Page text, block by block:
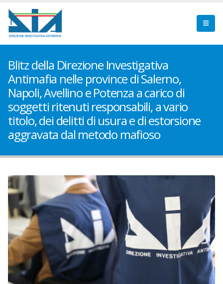
Blitz della Direzione Investigativa
Antimafia nelle province di Salerno,
Napoli, Avellino e Potenza a carico di
soggetti ritenuti responsabili, a vario
titolo, dei delitti di usura e di estorsione
aggravata dal metodo mafioso